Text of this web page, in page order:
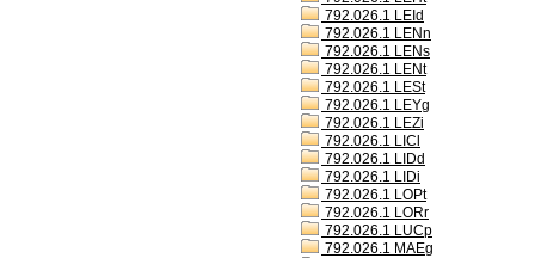
792.026.1 LEId
792.026.1 LENn
792.026.1 LENs
792.026.1 LENt
792.026.1 LESt
792.026.1 LEYg
792.026.1 LEZi
792.026.1 LICl
792.026.1 LIDd
792.026.1 LIDi
792.026.1 LOPt
792.026.1 LORr
792.026.1 LUCp
792.026.1 MAEg